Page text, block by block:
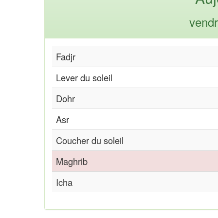
Fadjr
Lever du soleil
Dohr
Asr
Coucher du soleil
Maghrib
Icha